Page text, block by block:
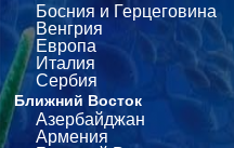
Босния и Герцеговина
Венгрия
Европа
Италия
Сербия
Ближний Восток
Азербайджан
Армения